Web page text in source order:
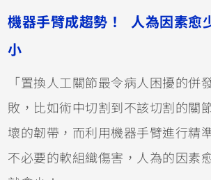
機器手臂成趨勢！ 人為因素愈
小
「置換人工關節最令病人困擾的併
敗，比如術中切割到不該切割的關
壞的韌帶，而利用機器手臂進行精
不必要的軟組織傷害，人為的因素